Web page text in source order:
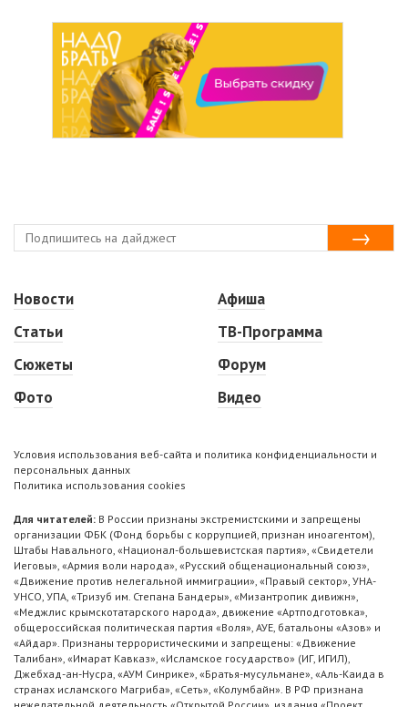
Новости
Статьи
Сюжеты
Фото
Афиша
ТВ-Программа
Форум
Видео
Условия использования веб-сайта и политика конфиденциальности и
персональных данных
Политика использования cookies
Для читателей: В России признаны экстремистскими и запрещены
организации ФБК (Фонд борьбы с коррупцией, признан иноагентом),
Штабы Навального, «Национал-большевистская партия», «Свидетели
Иеговы», «Армия воли народа», «Русский общенациональный союз»,
«Движение против нелегальной иммиграции», «Правый сектор», УНА-
УНСО, УПА, «Тризуб им. Степана Бандеры», «Мизантропик дивижн»,
«Меджлис крымскотатарского народа», движение «Артподготовка»,
общероссийская политическая партия «Воля», АУЕ, батальоны «Азов» и
«Айдар». Признаны террористическими и запрещены: «Движение
Талибан», «Имарат Кавказ», «Исламское государство» (ИГ, ИГИЛ),
Джебхад-ан-Нусра, «АУМ Синрике», «Братья-мусульмане», «Аль-Каида в
странах исламского Магриба», «Сеть», «Колумбайн». В РФ признана